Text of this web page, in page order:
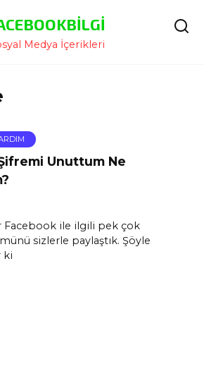
Medya İçerikleri
Unuttum Ne
Facebook ile ilgili pek çok
sizlerle paylaştık. Şöyle
ki